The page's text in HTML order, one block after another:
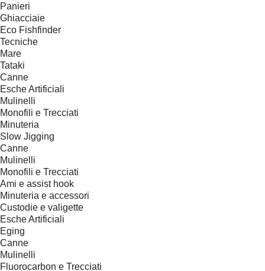
Panieri
Ghiacciaie
Eco Fishfinder
Tecniche
Mare
Tataki
Canne
Esche Artificiali
Mulinelli
Monofili e Trecciati
Minuteria
Slow Jigging
Canne
Mulinelli
Monofili e Trecciati
Ami e assist hook
Minuteria e accessori
Custodie e valigette
Esche Artificiali
Eging
Canne
Mulinelli
Fluorocarbon e Trecciati